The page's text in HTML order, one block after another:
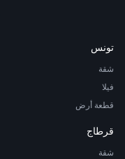
تونس
شقة
فيلا
قطعة أرض
قرطاج
شقة